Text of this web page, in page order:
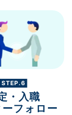
STEP.6
・入職
フォロー